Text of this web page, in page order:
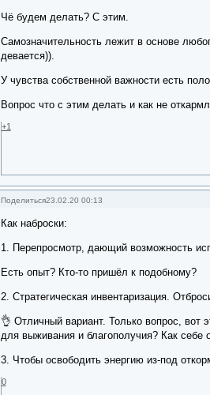
Чё будем делать? С этим.
Самозначительность лежит в основе
девается)).
У чувства собственной важности есть
Вопрос что с этим делать и как не
+1
Поделиться23.02.20 00:13
Как наброски:
1. Перепросмотр, дающий возможность
Есть опыт? Кто-то пришёл к подобному?
2. Стратегическая инвентаризация.
👌 Отличный вариант. Только вопрос,
для выживания и благополучия? Как себе
3. Чтобы освободить энергию из-под
0